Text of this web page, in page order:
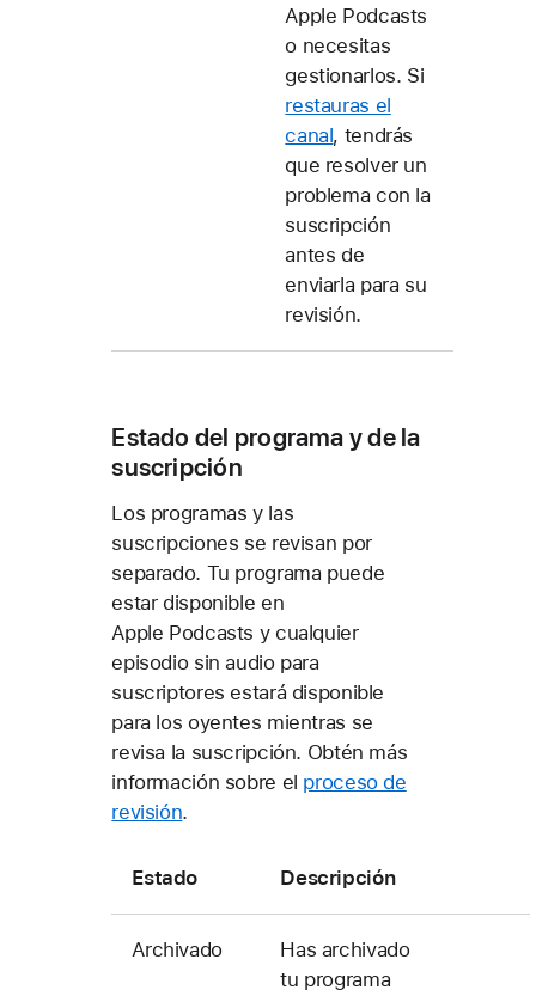
Apple Podcasts
o necesitas
gestionarlos. Si
restauras el
canal, tendrás
que resolver un
problema con la
suscripción
antes de
enviarla para su
revisión.
Estado del programa y de la
suscripción
Los programas y las
suscripciones se revisan por
separado. Tu programa puede
estar disponible en
Apple Podcasts y cualquier
episodio sin audio para
suscriptores estará disponible
para los oyentes mientras se
revisa la suscripción. Obtén más
información sobre el proceso de
revisión.
Estado Descripción
Archivado
Has archivado
tu programa